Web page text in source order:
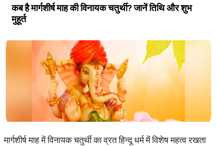
कब है मार्गशीर्ष माह की विनायक चतुर्थी? जानें तिथि और शुभ
मुहूर्त
मार्गशीर्ष माह में विनायक चतुर्थी का व्रत हिन्दू धर्म में विशेष महत्व रखता